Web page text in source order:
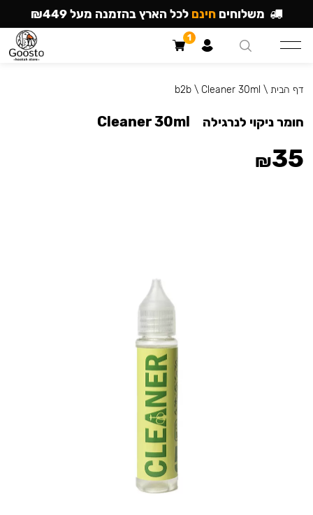
דף הבית \
b2b\ Cleaner 30ml
חומר ניקוי לנרגילה Cleaner 30ml
₪35
משלוחים חינם לכל הארץ בהזמנה מעל ₪449
1